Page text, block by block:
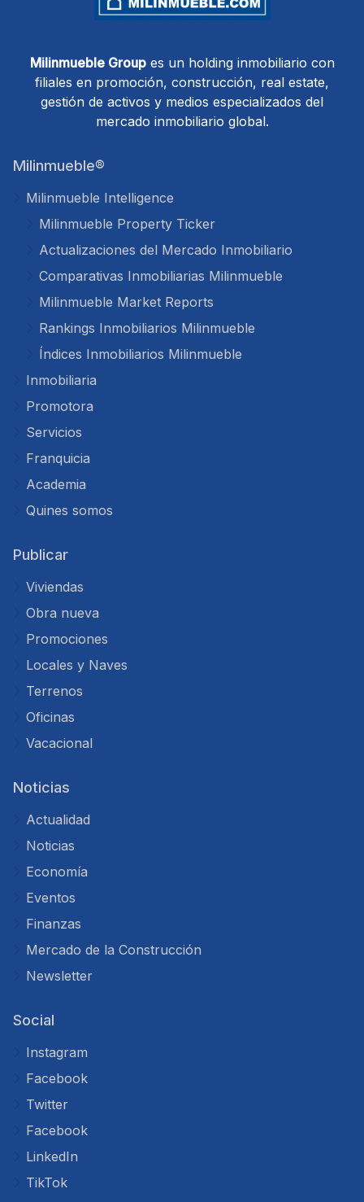
Milinmueble Groupes un holding inmobiliario con
filiales en promoción, construcción, real estate,
gestión de activos y medios especializados del
mercado inmobiliario global.
Milinmueble®
Milinmueble Intelligence
Milinmueble Property Ticker
Actualizaciones del Mercado Inmobiliario
Comparativas Inmobiliarias Milinmueble
Milinmueble Market Reports
Rankings Inmobiliarios Milinmueble
Índices Inmobiliarios Milinmueble
Inmobiliaria
Promotora
Servicios
Franquicia
Academia
Quines somos
Publicar
Viviendas
Obra nueva
Promociones
Locales y Naves
Terrenos
Oficinas
Vacacional
Noticias
Actualidad
Noticias
Economía
Eventos
Finanzas
Mercado de la Construcción
Newsletter
Social
Instagram
Facebook
Twitter
Facebook
LinkedIn
TikTok